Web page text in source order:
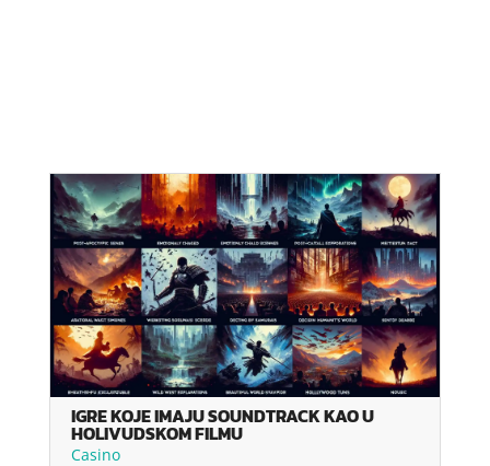
IGRE KOJE IMAJU SOUNDTRACK KAO U
HOLIVUDSKOM FILMU
Casino